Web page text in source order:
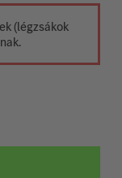
(légzsákok